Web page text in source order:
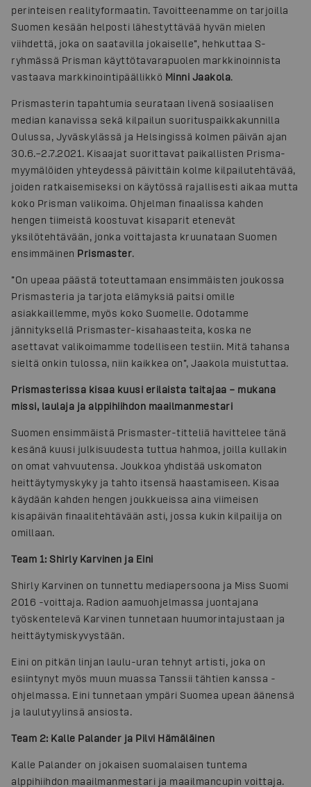
perinteisen realityformaatin. Tavoitteenamme on tarjoilla
Suomen kesään helposti lähestyttävää hyvän mielen
viihdettä, joka on saatavilla jokaiselle”, hehkuttaa S-
ryhmässä Prisman käyttötavarapuolen markkinoinnista
vastaava markkinointipäällikkö Minni Jaakola.
Prismasterin tapahtumia seurataan livenä sosiaalisen
median kanavissa sekä kilpailun suorituspaikkakunnilla
Oulussa, Jyväskylässä ja Helsingissä kolmen päivän ajan
30.6.–2.7.2021. Kisaajat suorittavat paikallisten Prisma-
myymälöiden yhteydessä päivittäin kolme kilpailutehtävää,
joiden ratkaisemiseksi on käytössä rajallisesti aikaa mutta
koko Prisman valikoima. Ohjelman finaalissa kahden
hengen tiimeistä koostuvat kisaparit etenevät
yksilötehtävään, jonka voittajasta kruunataan Suomen
ensimmäinen Prismaster.
”On upeaa päästä toteuttamaan ensimmäisten joukossa
Prismasteria ja tarjota elämyksiä paitsi omille
asiakkaillemme, myös koko Suomelle. Odotamme
jännityksellä Prismaster-kisahaasteita, koska ne
asettavat valikoimamme todelliseen testiin. Mitä tahansa
sieltä onkin tulossa, niin kaikkea on”, Jaakola muistuttaa.
Prismasterissa kisaa kuusi erilaista taitajaa – mukana
missi, laulaja ja alppihiihdon maailmanmestari
Suomen ensimmäistä Prismaster-titteliä havittelee tänä
kesänä kuusi julkisuudesta tuttua hahmoa, joilla kullakin
on omat vahvuutensa. Joukkoa yhdistää uskomaton
heittäytymyskyky ja tahto itsensä haastamiseen. Kisaa
käydään kahden hengen joukkueissa aina viimeisen
kisapäivän finaalitehtävään asti, jossa kukin kilpailija on
omillaan.
Team 1: Shirly Karvinen ja Eini
Shirly Karvinen on tunnettu mediapersoona ja Miss Suomi
2016 -voittaja. Radion aamuohjelmassa juontajana
työskentelevä Karvinen tunnetaan huumorintajustaan ja
heittäytymiskyvystään.
Eini on pitkän linjan laulu-uran tehnyt artisti, joka on
esiintynyt myös muun muassa Tanssii tähtien kanssa -
ohjelmassa. Eini tunnetaan ympäri Suomea upean äänensä
ja laulutyylinsä ansiosta.
Team 2: Kalle Palander ja Pilvi Hämäläinen
Kalle Palander on jokaisen suomalaisen tuntema
alppihiihdon maailmanmestari ja maailmancupin voittaja.